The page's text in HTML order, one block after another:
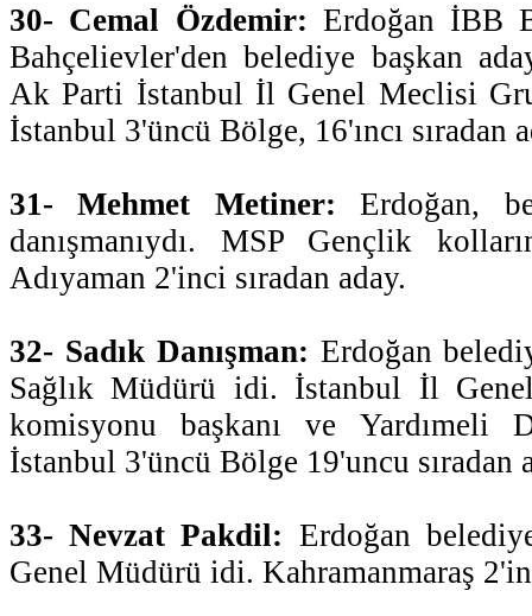
30- Cemal Özdemir: Erdoğan İBB
Bahçelievler'den belediye başkan
Ak Parti İstanbul İl Genel Meclisi
İstanbul 3'üncü Bölge, 16'ıncı sıradan
31- Mehmet Metiner: Erdoğan,
danışmanıydı. MSP Gençlik
Adıyaman 2'inci sıradan aday.
32- Sadık Danışman: Erdoğan
Sağlık Müdürü idi. İstanbul İl
komisyonu başkanı ve Yardımeli
İstanbul 3'üncü Bölge 19'uncu sıradan
33- Nevzat Pakdil: Erdoğan
Genel Müdürü idi. Kahramanmaraş